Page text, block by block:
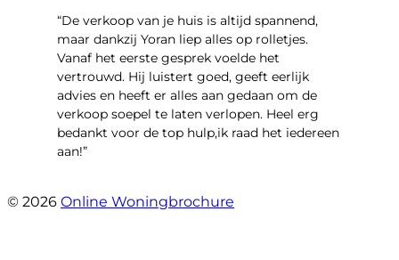
“​De verkoop van je huis is altijd spannend,
maar dankzij Yoran liep alles op rolletjes.
Vanaf het eerste gesprek voelde het
vertrouwd. Hij luistert goed, geeft eerlijk
advies en heeft er alles aan gedaan om de
verkoop soepel te laten verlopen. Heel erg
bedankt voor de top hulp,ik raad het iedereen
aan!”
© 2026 Online Woningbrochure